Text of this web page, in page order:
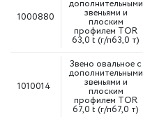
1000880
дополнительными
звеньями и
плоским
профилем TOR
63,0 t (г/п63,0 т)
1010014
Звено овальное с
дополнительными
звеньями и
плоским
профилем TOR
67,0 t (г/п67,0 т)